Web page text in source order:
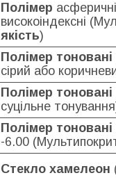
Полімер асферичні
високоіндексні
якість)
Полімер
сірий або
Полімер
суцільне
Полімер
-6.00 (
Стекло хамелеон